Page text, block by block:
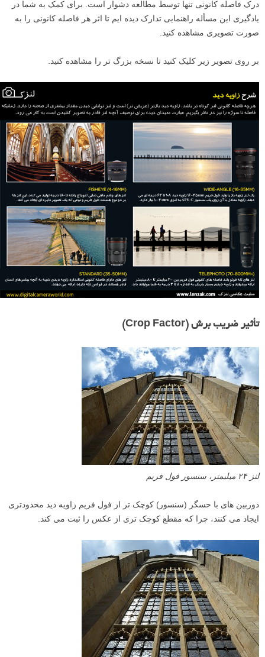
درک فاصله کانونی تنها توسط مطالعه دشوار است. برای کمک به شما در
یادگیری این مسأله راهنمایی تدارک دیده ایم تا اثر هر فاصله کانونی را به
صورت تصویری مشاهده کنید.
بر روی تصویر زیر کلیک کنید تا نسخه بزرگ تر را مشاهده کنید.
تأثیر ضریب برش (Crop Factor)
لنز ۲۴ میلیمتر، سنسور فول فریم
دوربین های با حسگر (سنسور) کوچک تر از فول فریم زاویه دید محدودتری
ایجاد می کنند، چرا که مقطع کوچک تری از عکس را ثبت می کند.